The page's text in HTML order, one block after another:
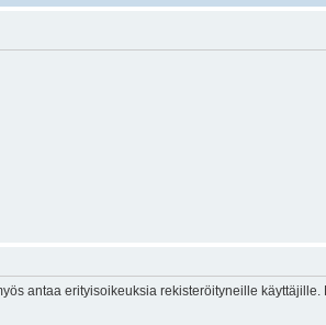
antaa erityisoikeuksia rekisteröityneille käyttäjille.